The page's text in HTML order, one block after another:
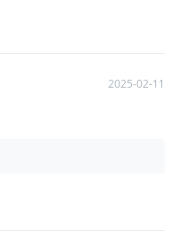
2025-02-11